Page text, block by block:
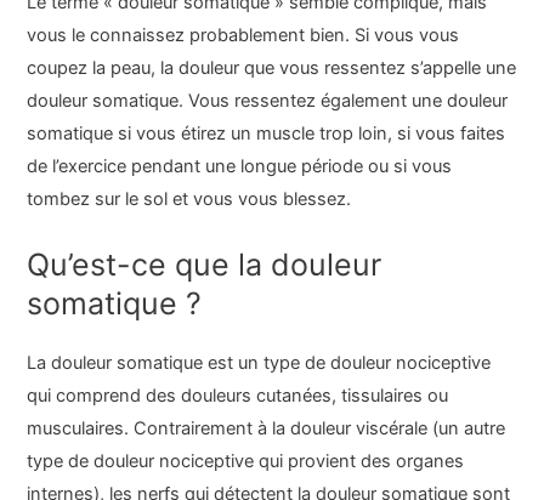
vous le connaissez probablement bien. Si vous vous
coupez la peau, la douleur que vous ressentez s’appelle une
douleur somatique. Vous ressentez également une douleur
somatique si vous étirez un muscle trop loin, si vous faites
de l’exercice pendant une longue période ou si vous
tombez sur le sol et vous vous blessez.
Qu’est-ce que la douleur
somatique ?
La douleur somatique est un type de douleur nociceptive
qui comprend des douleurs cutanées, tissulaires ou
musculaires. Contrairement à la douleur viscérale (un autre
type de douleur nociceptive qui provient des organes
internes), les nerfs qui détectent la douleur somatique sont